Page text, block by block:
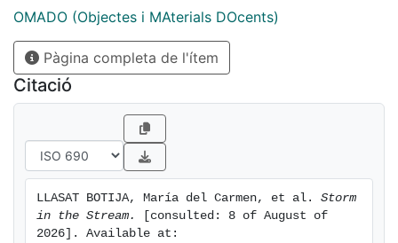
OMADO (Objectes i MAterials DOcents)
Pàgina completa de l'ítem
Citació
LLASAT BOTIJA, María del Carmen, et al. Storm
in the Stream.
[consulted: 8 of August of
2026]. Available at: